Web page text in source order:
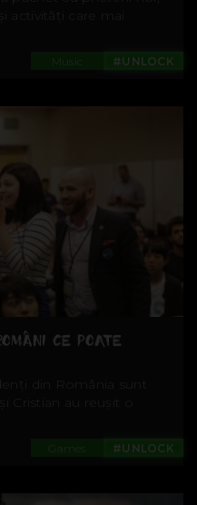
activități care mai
#UNLOCK
Music
CE POATE
din România sunt
Cristian au reușit o
#UNLOCK
Games